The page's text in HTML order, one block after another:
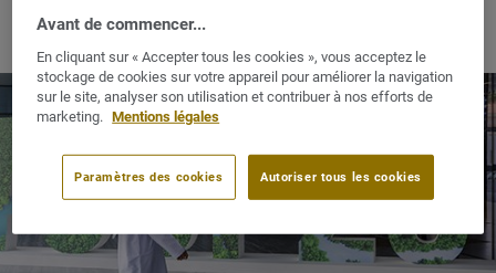
Avant de commencer...
En cliquant sur « Accepter tous les cookies », vous acceptez le
stockage de cookies sur votre appareil pour améliorer la navigation
sur le site, analyser son utilisation et contribuer à nos efforts de
marketing.
Mentions légales
Autoriser tous les cookies
Paramètres des cookies